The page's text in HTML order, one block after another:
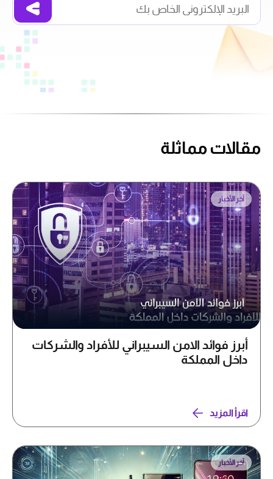
مقالات مماثلة
آخر الأخبار
أبرز فوائد الامن السيبراني للأفراد والشركات
داخل المملكة
اقرأ المزيد
آخر الأخبار